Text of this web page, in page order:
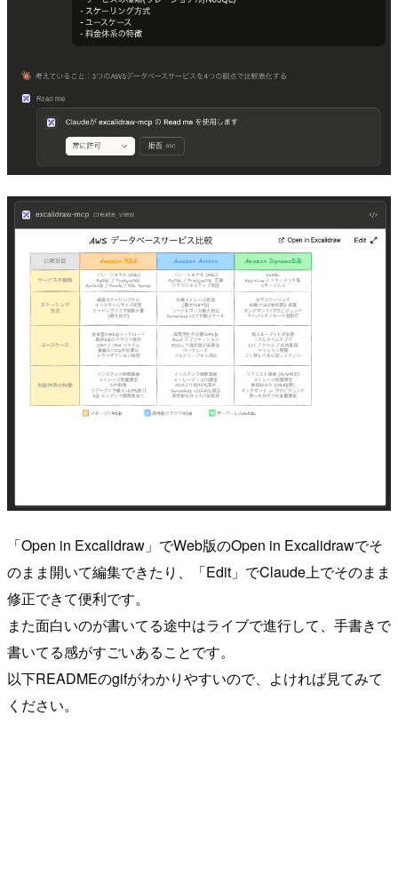
「Open in Excalidraw」でWeb版のOpen in Excalidrawでそ
のまま開いて編集できたり、「Edit」でClaude上でそのまま
修正できて便利です。
また面白いのが書いてる途中はライブで進行して、手書きで
書いてる感がすごいあることです。
以下READMEのgifがわかりやすいので、よければ見てみて
ください。